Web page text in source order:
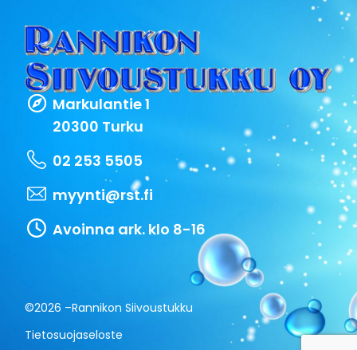
Markulantie 1
20300 Turku
02 253 5505
myynti@rst.fi
Avoinna ark. klo 8-16
©2026 –Rannikon Siivoustukku
Tietosuojaseloste